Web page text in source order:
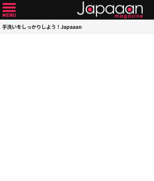
手洗いをしっかりしよう！Japaaan